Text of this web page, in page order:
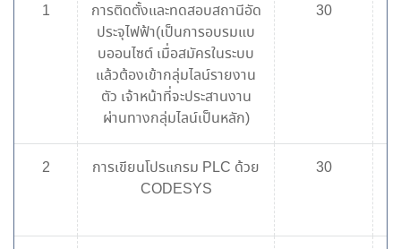
1
การติดตั้งและทดสอบสถานีอัด
ประจุไฟฟ้า(เป็นการอบรมแบ
บออนไซต์ เมื่อสมัครในระบบ
แล้วต้องเข้ากลุ่มไลน์รายงาน
ตัว เจ้าหน้าที่จะประสานงาน
ผ่านทางกลุ่มไลน์เป็นหลัก)
30
2
การเขียนโปรแกรม PLC ด้วย
CODESYS
30